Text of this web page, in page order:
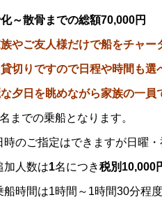
～散骨までの総額70,000円
やご友人様だけで船をチャー
貸切りですので日程や時間も選
夕日を眺めながら家族の一員
までの乗船となります。
時のご指定はできますが日曜・
加人数は1名につき税別10,000
船時間は1時間～1時間30分程度